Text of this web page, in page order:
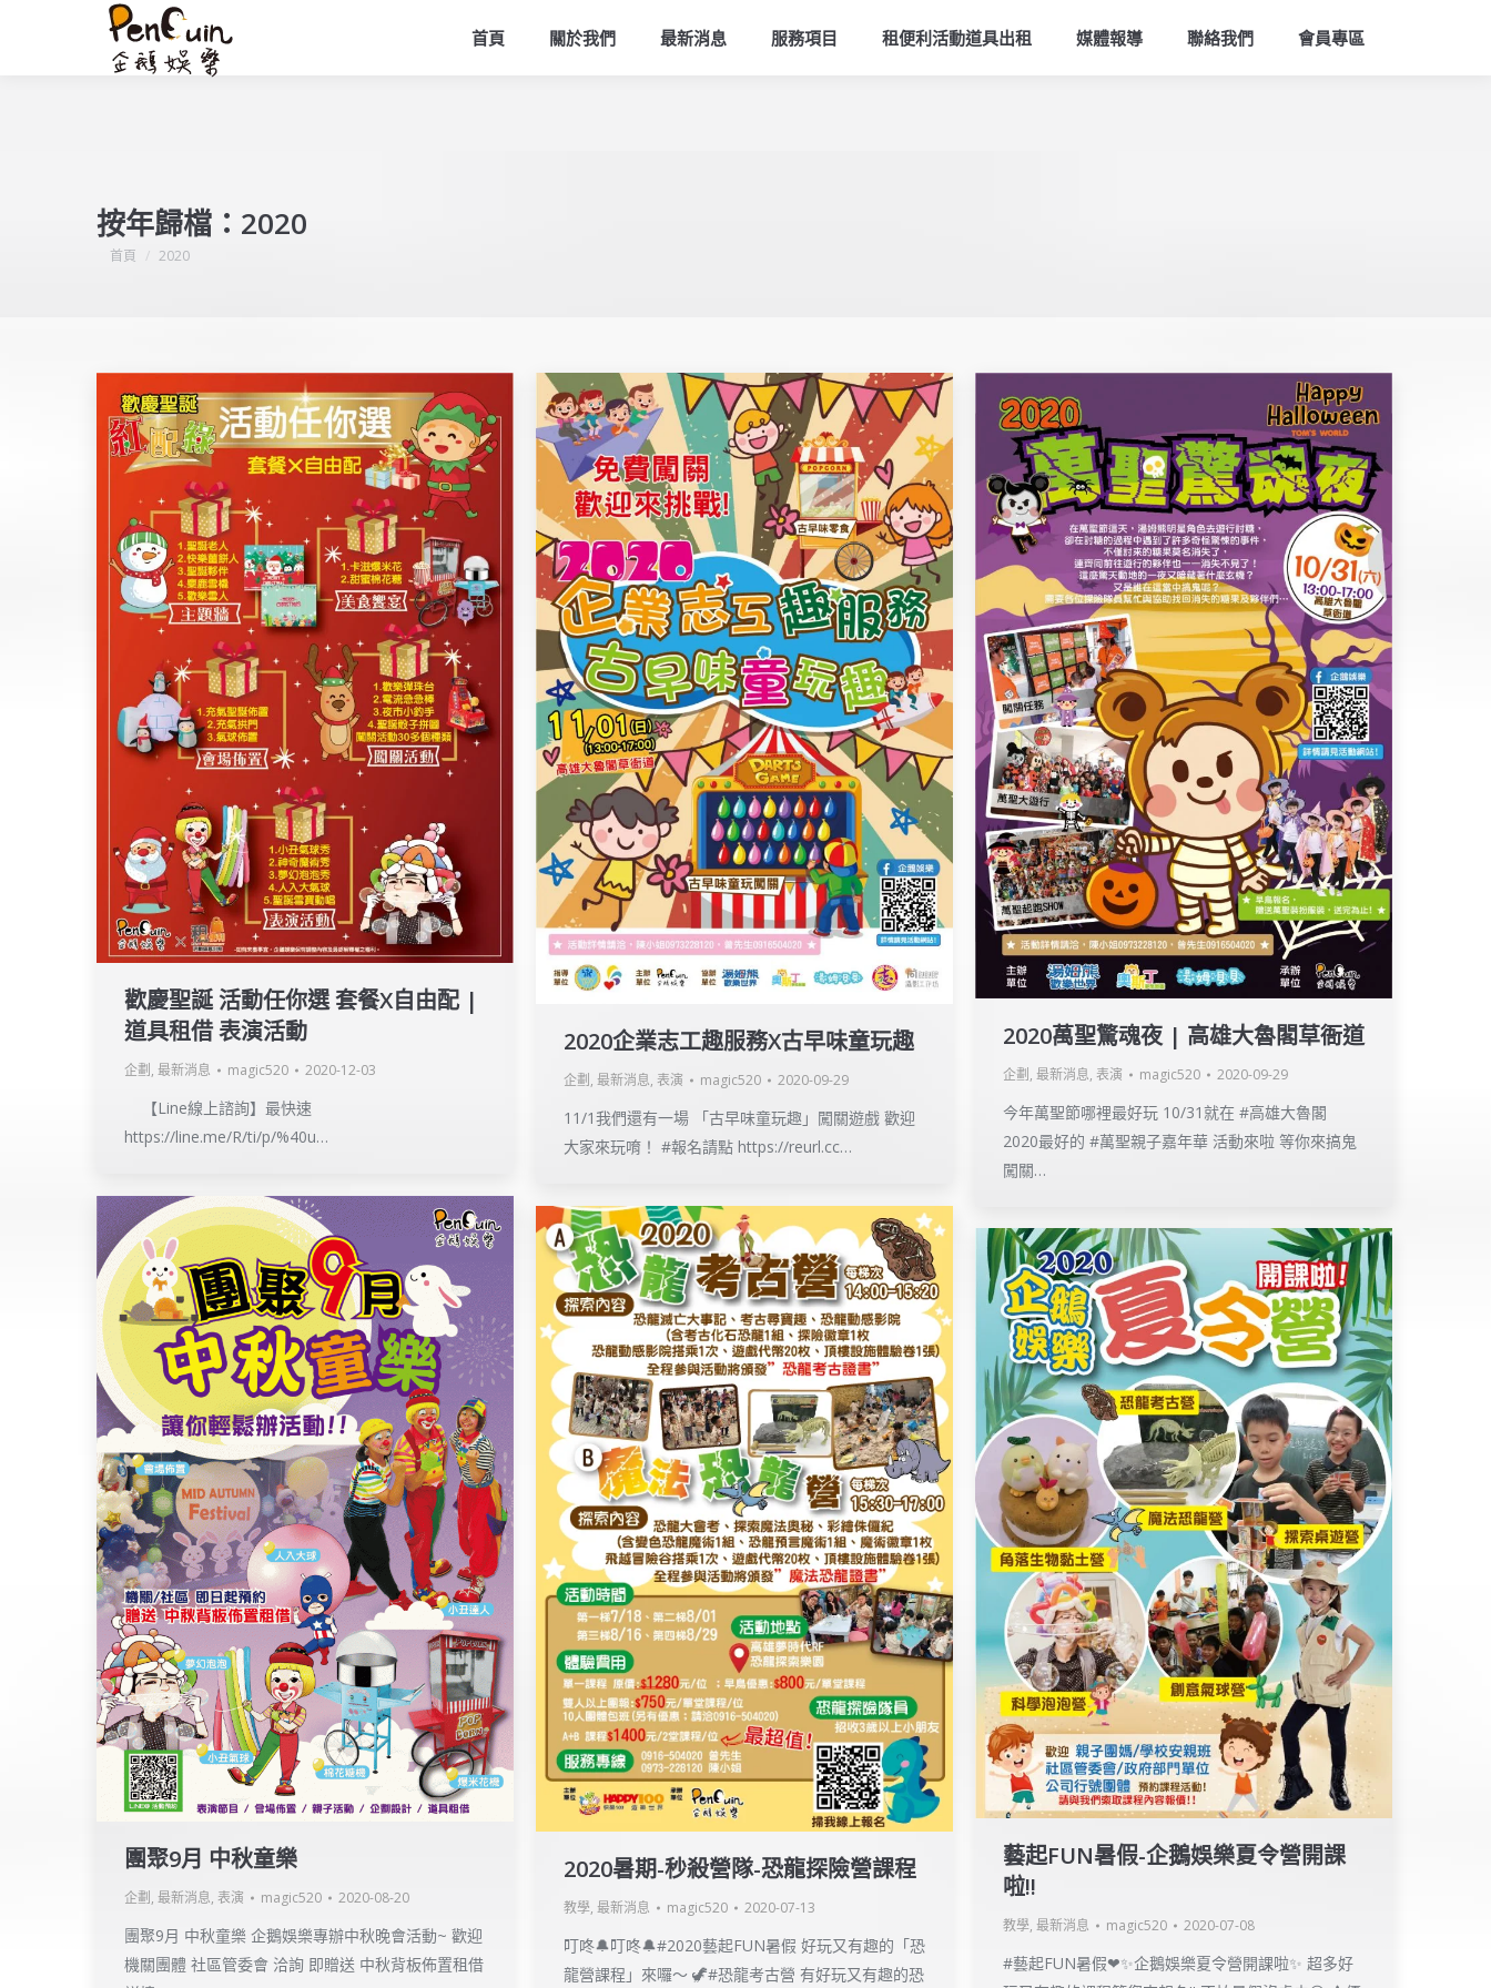
首頁 關於我們 最新消息 服務項目 租便利活動道具出租 媒體報導 聯絡我們 會員專區
按年歸檔： 2020
您在這裡：
首頁 2020
歡慶聖誕 活動任你選 套餐X自由配 |
道具租借 表演活動
企劃, 最新消息 magic520 2020-12-03
【Line線上諮詢】最快速
https://line.me/R/ti/p/%40u…
2020企業志工趣服務X古早味童玩趣
企劃 , 最新消息, 表演 magic520 2020-09-29
11/1我們還有一場 「古早味童玩趣」闖關遊戲 歡迎
大家來玩唷！ #報名請點 https://reurl.cc…
2020萬聖驚魂夜 | 高雄大魯閣草衙道
企劃 , 最新消息, 表演 magic520 2020-09-29
今年萬聖節哪裡最好玩 10/31就在 #高雄大魯閣
2020最好的 #萬聖親子嘉年華 活動來啦 等你來搞鬼
闖關…
團聚9月 中秋童樂
企劃 , 最新消息, 表演 magic520 2020-08-20
團聚9月 中秋童樂 企鵝娛樂專辦中秋晚會活動~ 歡迎
機關團體 社區管委會 洽詢 即贈送 中秋背板佈置租借
2020暑期-秒殺營隊-恐龍探險營課程
教學, 最新消息 magic520 2020-07-13
叮咚🔔叮咚🔔#2020藝起FUN暑假 好玩又有趣的「恐
龍營課程」來囉～ 🦖#恐龍考古營 有好玩又有趣的恐
藝起FUN暑假-企鵝娛樂夏令營開課
啦!!
教學, 最新消息 magic520 2020-07-08
#藝起FUN暑假❤✨企鵝娛樂夏令營開課啦✨ 超多好